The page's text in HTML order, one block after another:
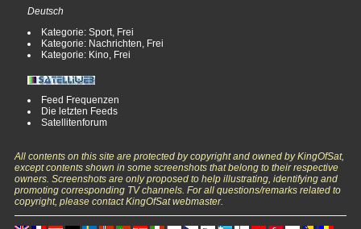
Deutsch
Kategorie: Sport, Frei
Kategorie: Nachrichten, Frei
Kategorie: Kino, Frei
Feed Frequenzen
Die letzten Feeds
Satellitenforum
All contents on this site are protected by copyright and owned by KingOfSat,
except contents shown in some screenshots that belong to their respective
owners. Screenshots are only proposed to help illustrating, identifying and
promoting corresponding TV channels. For all questions/remarks related to
copyright, please contact KingOfSat webmaster.